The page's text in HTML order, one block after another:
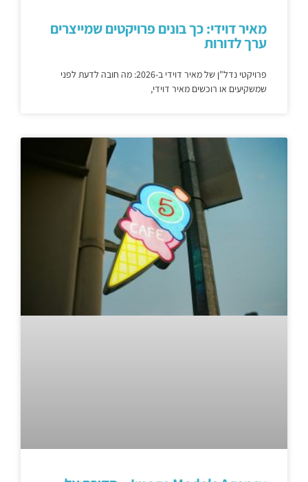
מאיר דוידי: כך בונים פרויקטים שמייצרים
ערך לדורות
פרויקטי נדל"ן של מאיר דוידי ב-2026: מה חובה לדעת לפני
שמשקיעים או רוכשים מאיר דוידי,